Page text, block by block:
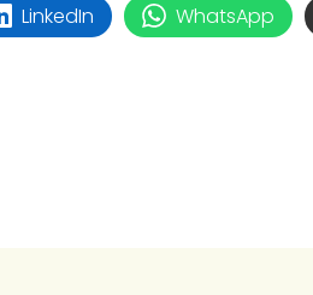
LinkedIn WhatsApp